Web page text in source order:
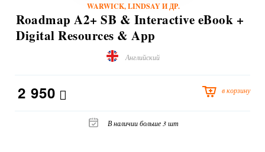
WARWICK, LINDSAY И ДР.
Roadmap A2+ SB & Interactive eBook +
Digital Resources & App
Английский
2 950 в корзину
В наличии больше 3 шт